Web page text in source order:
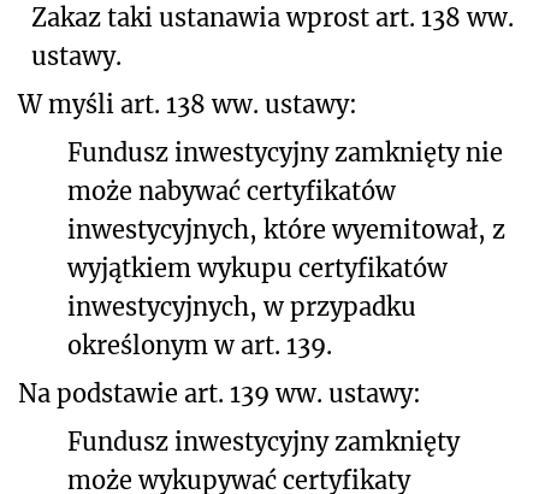
Zakaz taki ustanawia wprost art. 138 ww.
ustawy.
W myśli art. 138 ww. ustawy:
Fundusz inwestycyjny zamknięty nie
może nabywać certyfikatów
inwestycyjnych, które wyemitował, z
wyjątkiem wykupu certyfikatów
inwestycyjnych, w przypadku
określonym w art. 139.
Na podstawie art. 139 ww. ustawy:
Fundusz inwestycyjny zamknięty
może wykupywać certyfikaty